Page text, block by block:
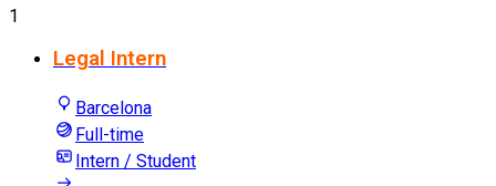
1
Legal Intern
Barcelona
Full-time
Intern / Student